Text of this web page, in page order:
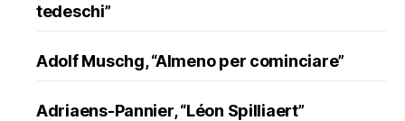
tedeschi”
Adolf Muschg, “Almeno per cominciare”
Adriaens-Pannier, “Léon Spilliaert”